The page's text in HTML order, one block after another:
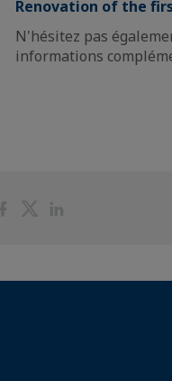
Renovation of the
N'hésitez pas
informations
PartagerPartager